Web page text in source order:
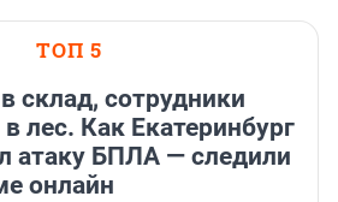
ТОП 5
склад, сотрудники
в лес. Как Екатеринбург
атаку БПЛА — следили
онлайн